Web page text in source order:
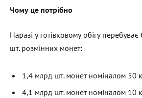
Чому це потрібно
Наразі у готівковому обігу
шт. розмінних монет:
1,4 млрд шт. монет номіналом 50
4,1 млрд шт. монет номіналом 10